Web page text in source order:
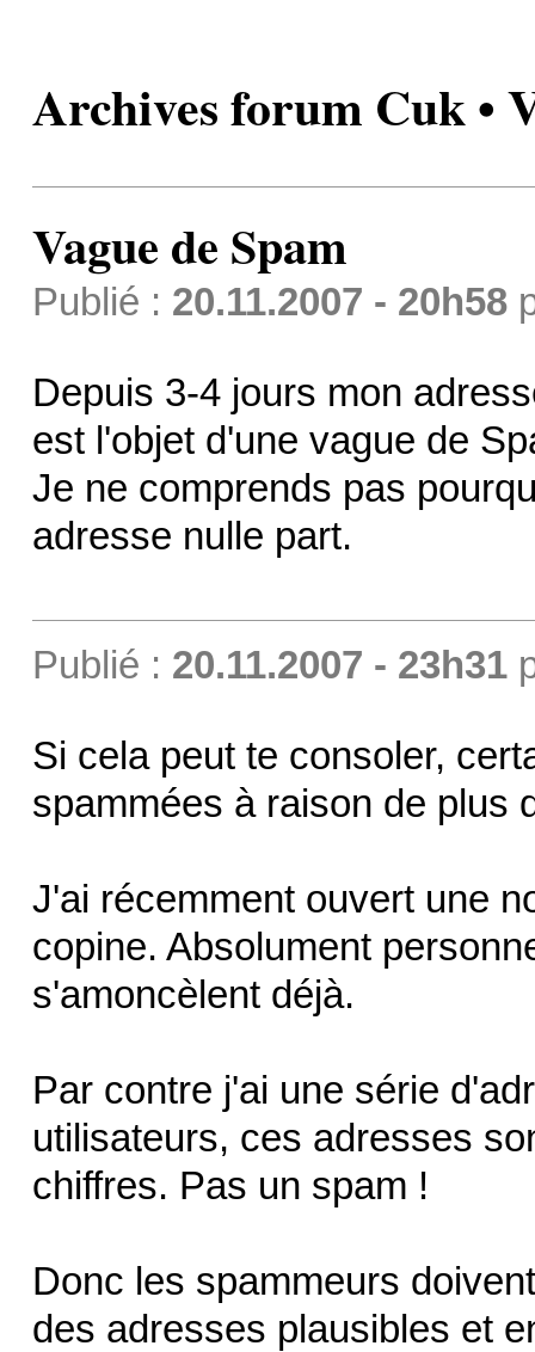
Archives forum Cuk •
Vague de Spam
Publié : 20.11.2007 - 20h58
Depuis 3-4 jours mon
est l'objet d'une vague de
Je ne comprends pas
adresse nulle part.
Publié : 20.11.2007 - 23h31
Si cela peut te consoler,
spammées à raison de plus
J'ai récemment ouvert une
copine. Absolument
s'amoncèlent déjà.
Par contre j'ai une série
utilisateurs, ces adresses
chiffres. Pas un spam !
Donc les spammeurs
des adresses plausibles et